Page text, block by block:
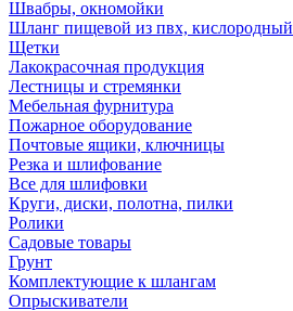
Швабры, окномойки
Шланг пищевой из пвх, кислородный
Щетки
Лакокрасочная продукция
Лестницы и стремянки
Мебельная фурнитура
Пожарное оборудование
Почтовые ящики, ключницы
Резка и шлифование
Все для шлифовки
Круги, диски, полотна, пилки
Ролики
Садовые товары
Грунт
Комплектующие к шлангам
Опрыскиватели